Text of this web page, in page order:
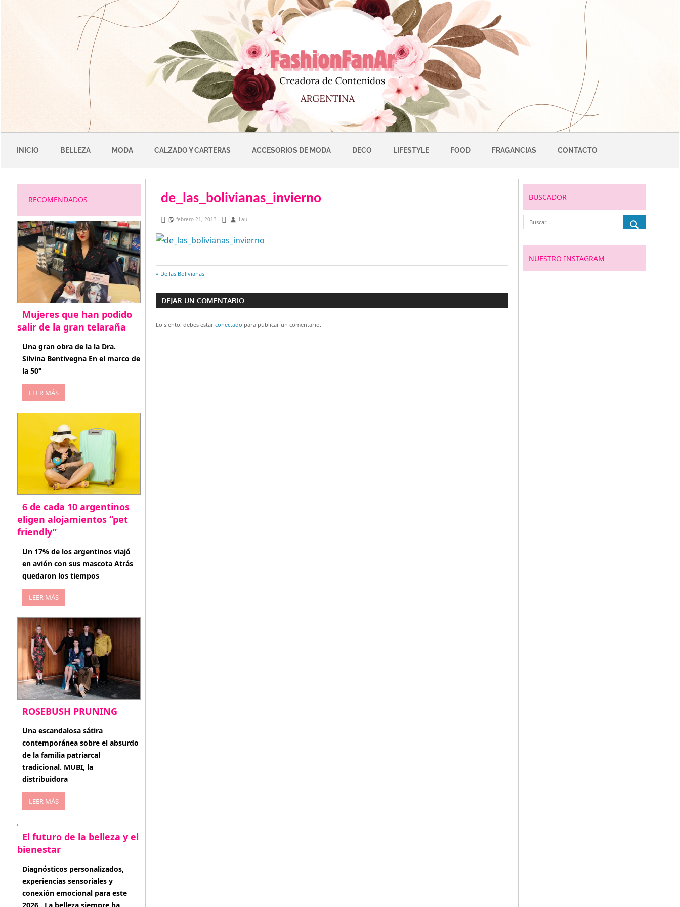
INICIO BELLEZA MODA CALZADO Y CARTERAS ACCESORIOS DE MODA DECO LIFESTYLE FOOD FRAGANCIAS CONTACTO
de_las_bolivianas_invierno
febrero 21, 2013 Lau
Navegación
de
entradas
Entrada
anterior:
De las Bolivianas
DEJAR UN COMENTARIO
Lo siento, debes estar conectado para publicar un comentario.
RECOMENDADOS
Mujeres que han podido
salir de la gran telaraña
abril 29, 2026
Una gran obra de la la Dra.
Silvina Bentivegna En el marco de
la 50°
LEER MÁS
6 de cada 10 argentinos
eligen alojamientos “pet
friendly”
abril 27, 2026
Un 17% de los argentinos viajó
en avión con sus mascota Atrás
quedaron los tiempos
LEER MÁS
ROSEBUSH PRUNING
enero 20, 2026
Una escandalosa sátira
contemporánea sobre el absurdo
de la familia patriarcal
tradicional. MUBI, la
distribuidora
LEER MÁS
El futuro de la belleza y el
bienestar
enero 15, 2026
Diagnósticos personalizados,
experiencias sensoriales y
conexión emocional para este
BUSCADOR
NUESTRO INSTAGRAM